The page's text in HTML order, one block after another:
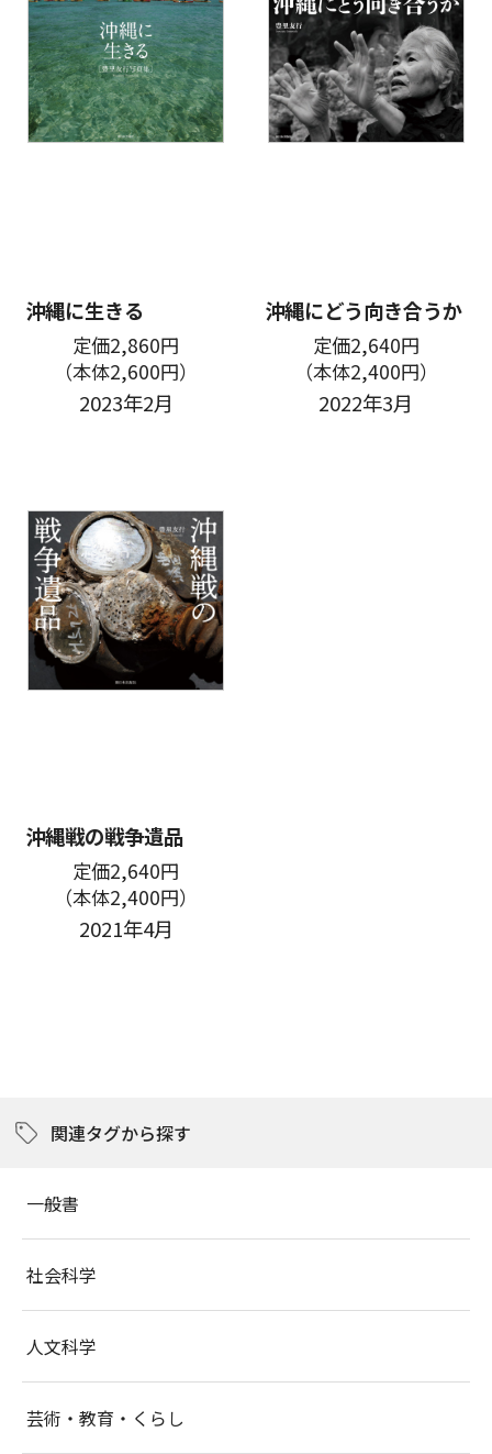
沖縄に生きる
定価2,860円
（本体2,600円）
2023年2月
沖縄にどう向き合うか
定価2,640円
（本体2,400円）
2022年3月
沖縄戦の戦争遺品
定価2,640円
（本体2,400円）
2021年4月
関連タグから探す
一般書
社会科学
人文科学
芸術・教育・くらし